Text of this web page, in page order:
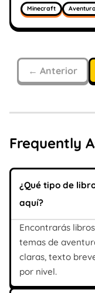
Minecraft Aventura
← Anterior
Frequently
¿Qué tipo de
aquí?
Encontrarás
temas de
claras, texto
por nivel.